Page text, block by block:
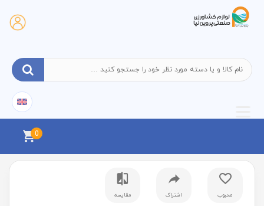
0
محبوب اشتراک مقایسه